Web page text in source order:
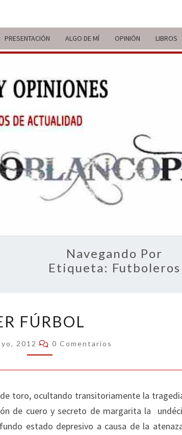
PRESENTACIÓN ALGO DE MÍ OPINIÓN LIBROS
VITAL
Navegando Por
Etiqueta: Futboleros
FÚRBOL
FÚRBOL
2012 Comentarios
0 Comentarios
toro, ocultando transitoriamente la
de cuero y secreto de margarita la
estado depresivo a causa de la